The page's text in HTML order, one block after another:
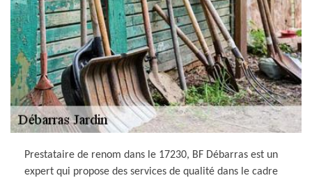
Prestataire de renom dans le 17230, BF Débarras est un
expert qui propose des services de qualité dans le cadre